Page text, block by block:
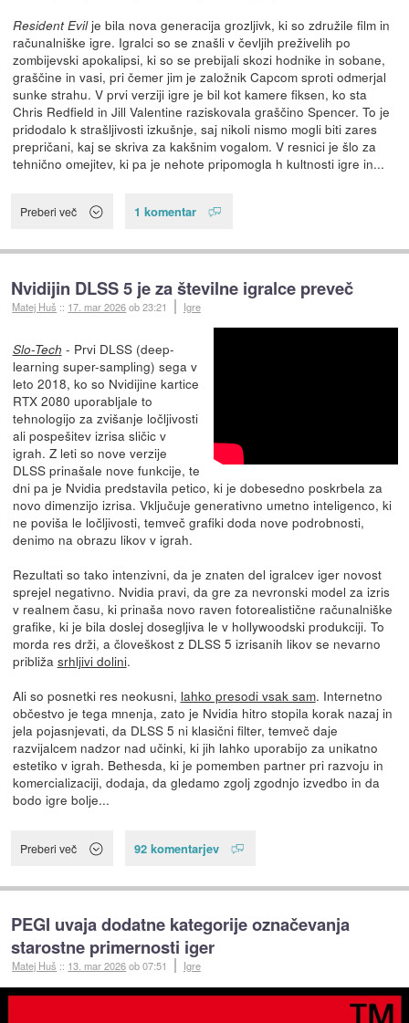
Resident Evilje bila nova generacija grozljivk, ki so združile film in
računalniške igre. Igralci so se znašli v čevljih preživelih po
zombijevski apokalipsi, ki so se prebijali skozi hodnike in sobane,
graščine in vasi, pri čemer jim je založnik Capcom sproti odmerjal
sunke strahu. V prvi verziji igre je bil kot kamere fiksen, ko sta
Chris Redfield in Jill Valentine raziskovala graščino Spencer. To je
pridodalo k strašljivosti izkušnje, saj nikoli nismo mogli biti zares
prepričani, kaj se skriva za kakšnim vogalom. V resnici je šlo za
tehnično omejitev, ki pa je nehote pripomogla h kultnosti igre in...
Preberi več 1 komentar
Nvidijin DLSS 5 je za številne igralce preveč
Matej Huš :: 17. mar 2026ob 23:21 Igre
Slo-Tech - Prvi DLSS (deep-
learning super-sampling) sega v
leto 2018, ko so Nvidijine kartice
RTX 2080 uporabljale to
tehnologijo za zvišanje ločljivosti
ali pospešitev izrisa sličic v
igrah. Z leti so nove verzije
DLSS prinašale nove funkcije, te
dni pa je Nvidia predstavila petico, ki je dobesedno poskrbela za
novo dimenzijo izrisa. Vključuje generativno umetno inteligenco, ki
ne poviša le ločljivosti, temveč grafiki doda nove podrobnosti,
denimo na obrazu likov v igrah.
Rezultati so tako intenzivni, da je znaten del igralcev iger novost
sprejel negativno. Nvidia pravi, da gre za nevronski model za izris
v realnem času, ki prinaša novo raven fotorealistične računalniške
grafike, ki je bila doslej dosegljiva le v hollywoodski produkciji. To
morda res drži, a človeškost z DLSS 5 izrisanih likov se nevarno
približa srhljivi dolini.
Ali so posnetki res neokusni, lahko presodi vsak sam. Internetno
občestvo je tega mnenja, zato je Nvidia hitro stopila korak nazaj in
jela pojasnjevati, da DLSS 5 ni klasični filter, temveč daje
razvijalcem nadzor nad učinki, ki jih lahko uporabijo za unikatno
estetiko v igrah. Bethesda, ki je pomemben partner pri razvoju in
komercializaciji, dodaja, da gledamo zgolj zgodnjo izvedbo in da
bodo igre bolje...
Preberi več 92 komentarjev
PEGI uvaja dodatne kategorije označevanja
starostne primernosti iger
Matej Huš :: 13. mar 2026ob 07:51 Igre